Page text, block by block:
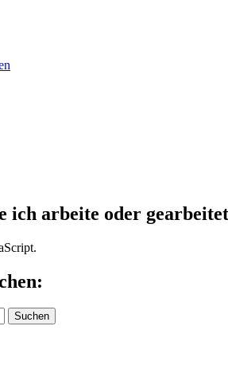
ich arbeite oder